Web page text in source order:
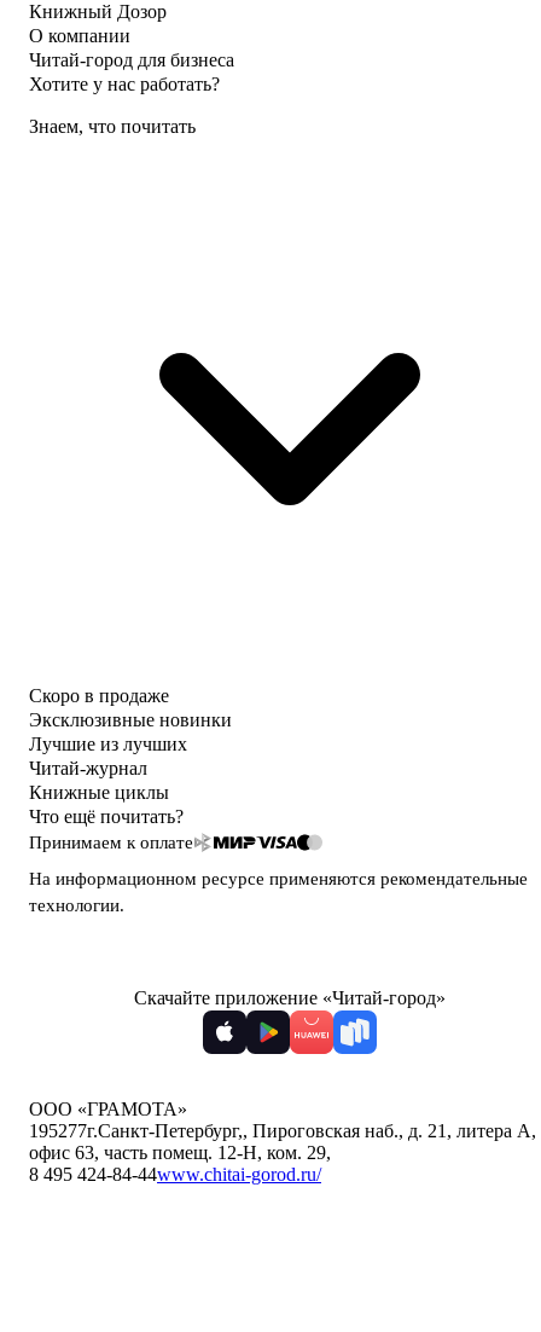
Книжный Дозор
О компании
Читай-город для бизнеса
Хотите у нас работать?
Знаем, что почитать
Скоро в продаже
Эксклюзивные новинки
Лучшие из лучших
Читай-журнал
Книжные циклы
Что ещё почитать?
Принимаем к оплате
На информационном ресурсе применяются рекомендательные
технологии.
Скачайте приложение «Читай-город»
ООО «ГРАМОТА»
195277г.Санкт-Петербург,, Пироговская наб., д. 21, литера А,
офис 63, часть помещ. 12-Н, ком. 29,
8 495 424-84-44www.chitai-gorod.ru/